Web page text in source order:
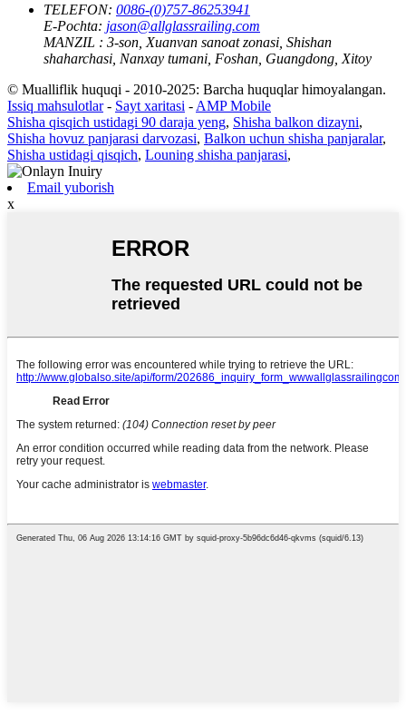
TELEFON: 0086-(0)757-86253941
E-Pochta: jason@allglassrailing.com
MANZIL : 3-son, Xuanvan sanoat zonasi, Shishan
shaharchasi, Nanxay tumani, Foshan, Guangdong, Xitoy
© Mualliflik huquqi - 2010-2025: Barcha huquqlar himoyalangan.
Issiq mahsulotlar- Sayt xaritasi - AMP Mobile
Shisha qisqich ustidagi 90 daraja yeng, Shisha balkon dizayni,
Shisha hovuz panjarasi darvozasi, Balkon uchun shisha panjaralar,
Shisha ustidagi qisqich, Louning shisha panjarasi,
Email yuborish
x